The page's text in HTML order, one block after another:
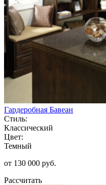
Гардеробная Бавеан
Стиль:
Классический
Цвет:
Темный
от 130 000 руб.
Рассчитать